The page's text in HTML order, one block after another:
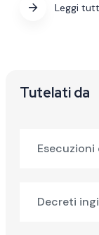
Leggi
Tutelati da
Decreti